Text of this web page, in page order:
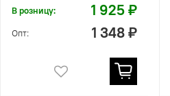
В розницу: 1 925 ₽
Опт: 1 348 ₽